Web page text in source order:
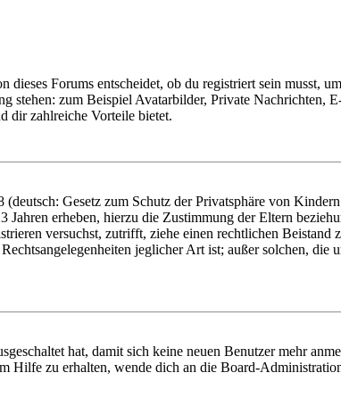
Forums entscheidet, ob du registriert sein musst,
zum Beispiel Avatarbilder, Private Nachrichten,
dir zahlreiche Vorteile bietet.
Gesetz zum Schutz der Privatsphäre von
erheben, hierzu die Zustimmung der Eltern
versuchst, zutrifft, ziehe einen rechtlichen
jeglicher Art ist; außer solchen,
hat, damit sich keine neuen Benutzer mehr
Hilfe zu erhalten, wende dich an die Board-